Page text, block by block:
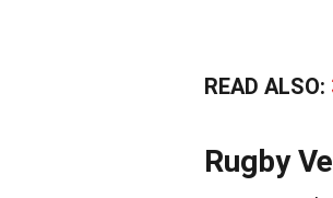
READ ALSO:
Rugby